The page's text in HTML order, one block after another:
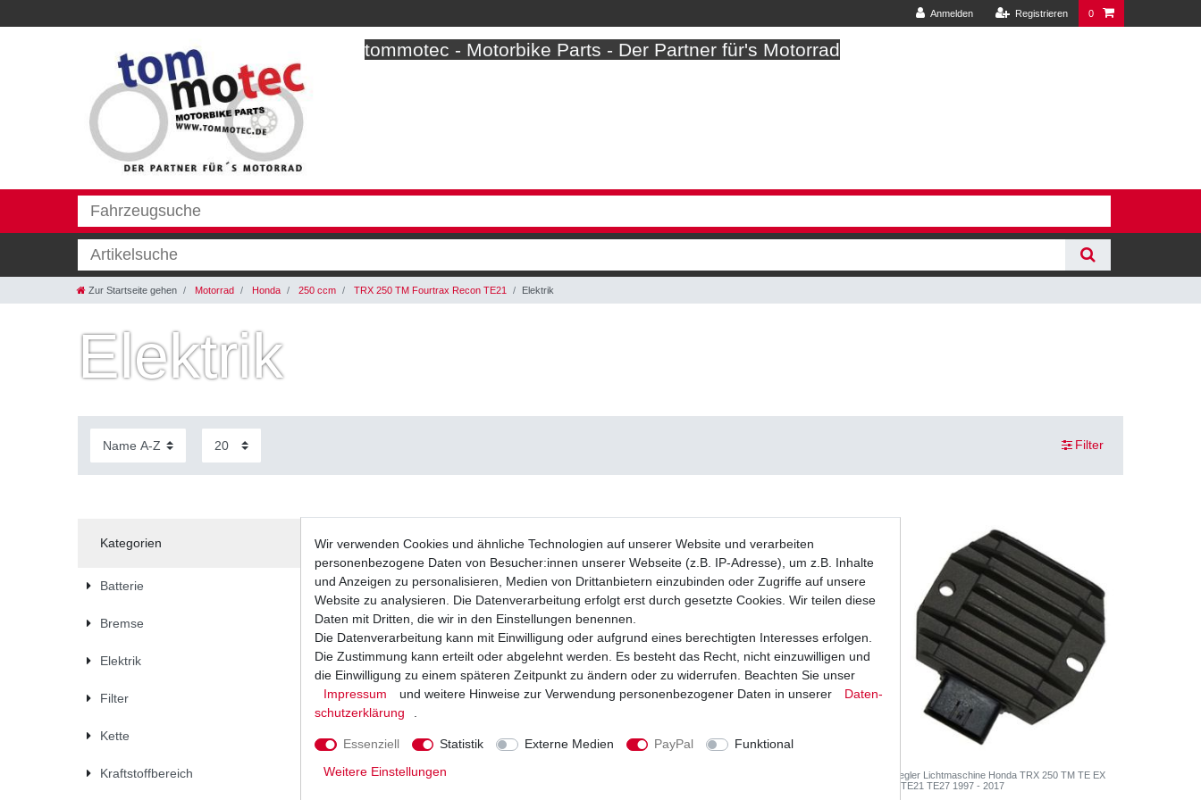
Anmelden Registrieren 0
tommotec - Motorbike Parts - Der Partner für's Motorrad
Zur Startseite gehen Motorrad Honda 250 ccm TRX 250 TM Fourtrax Recon TE21 Elektrik
Elektrik
Filter
Kategorien
Batterie
Bremse
Elektrik
Filter
Kette
Kraftstoffbereich
Polradabzieher M35*1,5 Kawasaki 4Takt, Suzuki
Regler Lichtmaschine Honda TRX 250 TM TE EX
X TE21 TE27 1997 - 2017
Wir verwenden Cookies und ähnliche Technologien auf unserer Website und verarbeiten
personenbezogene Daten von Besucher:innen unserer Webseite (z.B. IP-Adresse), um z.B. Inhalte
und Anzeigen zu personalisieren, Medien von Drittanbietern einzubinden oder Zugriffe auf unsere
Website zu analysieren. Die Datenverarbeitung erfolgt erst durch gesetzte Cookies. Wir teilen diese
Daten mit Dritten, die wir in den Einstellungen benennen.
Die Datenverarbeitung kann mit Einwilligung oder aufgrund eines berechtigten Interesses erfolgen.
Die Zustimmung kann erteilt oder abgelehnt werden. Es besteht das Recht, nicht einzuwilligen und
die Einwilligung zu einem späteren Zeitpunkt zu ändern oder zu widerrufen. Beachten Sie unser
Impressum
und weitere Hinweise zur Verwendung personenbezogener Daten in unserer
Daten­
schutz­erklärung
Essenziell Statistik Externe Medien PayPal
Funktional
Weitere Einstellungen